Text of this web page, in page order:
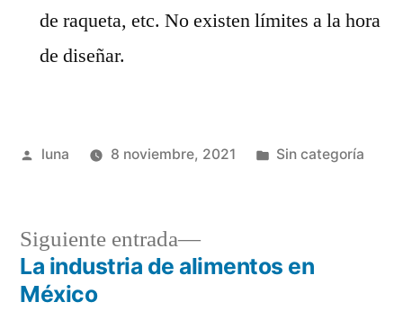
de raqueta, etc. No existen límites a la hora
de diseñar.
Publicado
luna 8 noviembre, 2021
Publicada
Sin categoría
Navegación
Siguiente entrada
Siguiente
entrada:
La industria de alimentos en
México